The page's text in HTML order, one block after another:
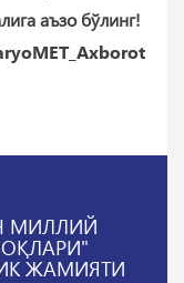
аъзо бўлинг!
МИЛЛИЙ
ЖАМИЯТИ